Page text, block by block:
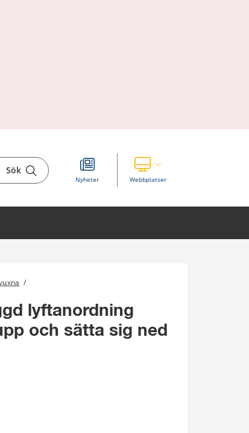
Sök
Nyheter WebbplatserVisa våra andra webbplatser
/
lyftanordning
och sätta sig ned